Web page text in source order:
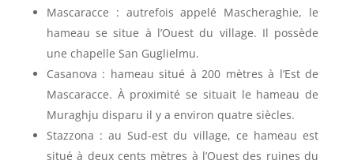
Mascaracce : autrefois appelé Mascheraghie, le
hameau se situe à l’Ouest du village. Il possède
une chapelle San Guglielmu.
Casanova : hameau situé à 200 mètres à l’Est de
Mascaracce. À proximité se situait le hameau de
Muraghju disparu il y a environ quatre siècles.
Stazzona : au Sud-est du village, ce hameau est
situé à deux cents mètres à l’Ouest des ruines du